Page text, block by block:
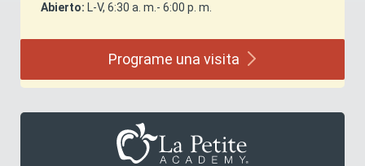
Abierto: L-V, 6:30 a. m.- 6:00 p. m.
Programe una visita